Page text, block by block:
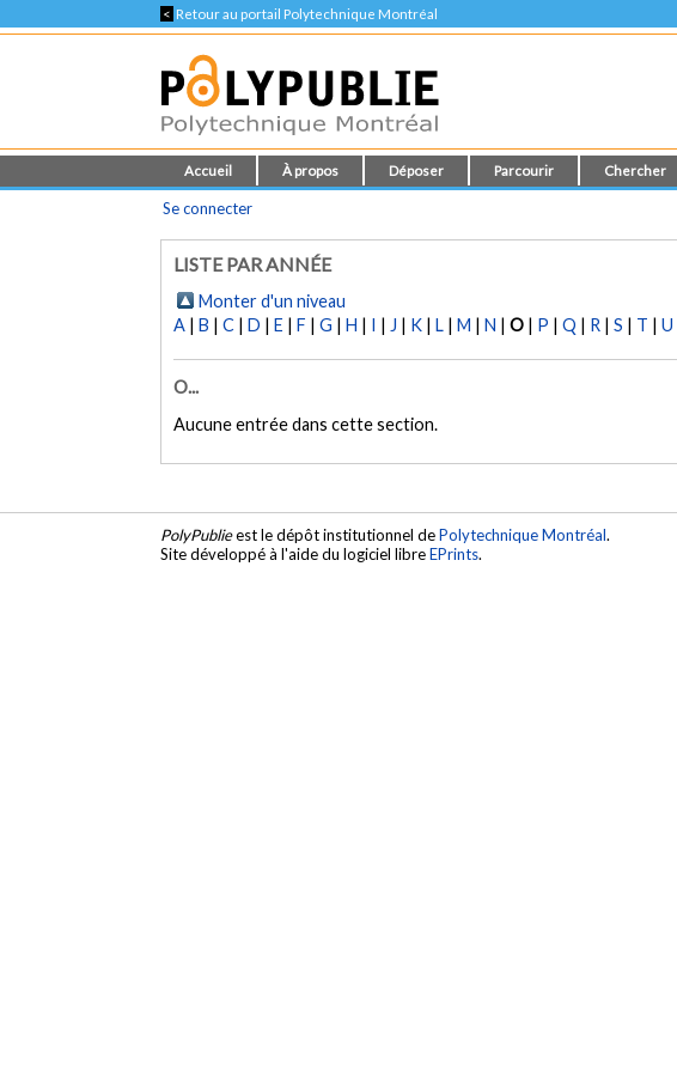
< Retour au portail Polytechnique Montréal
Accueil À propos Déposer Parcourir Chercher
Se connecter
LISTE PAR ANNÉE
Monter d'un niveau
A |B |C |D |E |F |G |H | I | J | K |L |M |N |O | P |Q | R |S | T |U
O...
Aucune entrée dans cette section.
PolyPublieest le dépôt institutionnel dePolytechnique Montréal.
Site développé à l'aide du logiciel libreEPrints.